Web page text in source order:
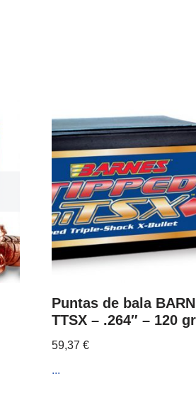
Puntas de bala
TTSX – .264″ – 120
59,37 €
...